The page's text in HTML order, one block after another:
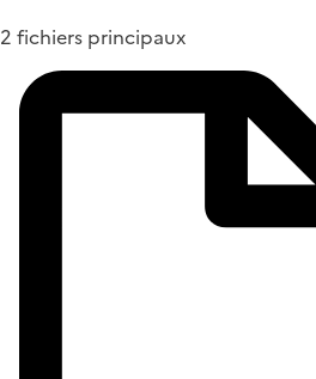
2 fichiers principaux